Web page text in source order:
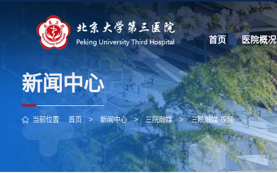
首页 医院概况
新闻中心
当前位置: 首页 > 新闻中心 > 三院融媒 > 三院融媒·视频